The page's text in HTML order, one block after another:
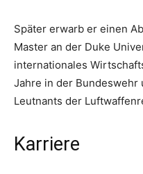
Später erwarb er einen
Master an der Duke
internationales
Jahre in der Bundeswehr
Leutnants der
Karriere